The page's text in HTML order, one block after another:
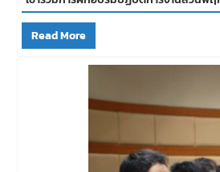
Read More